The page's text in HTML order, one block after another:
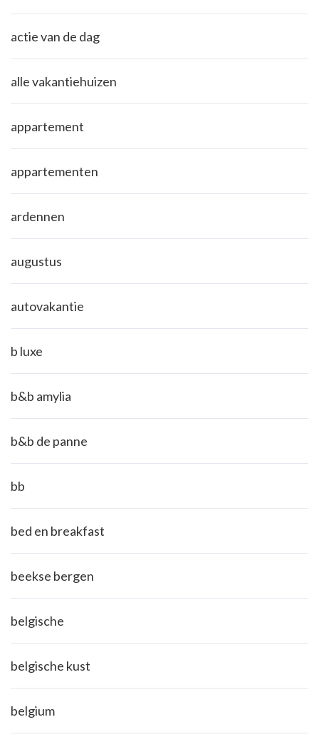
actie van de dag
alle vakantiehuizen
appartement
appartementen
ardennen
augustus
autovakantie
b luxe
b&b amylia
b&b de panne
bb
bed en breakfast
beekse bergen
belgische
belgische kust
belgium